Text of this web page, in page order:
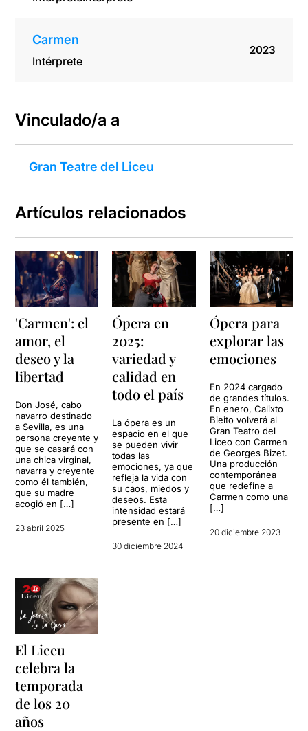
Carmen
Intérprete
2023
Vinculado/a a
Gran Teatre del Liceu
Artículos relacionados
'Carmen': el
amor, el
deseo y la
libertad
Don José, cabo
navarro destinado
a Sevilla, es una
persona creyente y
que se casará con
una chica virginal,
navarra y creyente
como él también,
que su madre
acogió en […]
23 abril 2025
Ópera en
2025:
variedad y
calidad en
todo el país
La ópera es un
espacio en el que
se pueden vivir
todas las
emociones, ya que
refleja la vida con
su caos, miedos y
deseos. Esta
intensidad estará
presente en […]
30 diciembre 2024
Ópera para
explorar las
emociones
En 2024 cargado
de grandes títulos.
En enero, Calixto
Bieito volverá al
Gran Teatro del
Liceo con Carmen
de Georges Bizet.
Una producción
contemporánea
que redefine a
Carmen como una
[…]
20 diciembre 2023
El Liceu
celebra la
temporada
de los 20
años